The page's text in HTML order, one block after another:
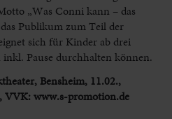
„Was Conni kann – das
Publikum zum Teil der
sich für Kinder ab drei
Pause durchhalten können.
Bensheim, 11.02.,
VVK: www.s-promotion.de